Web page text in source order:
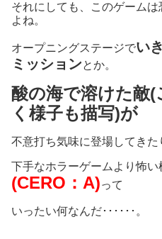
それにしても、このゲーム
よね。
オープニングステージでい
ミッションとか。
酸の海で溶けた敵
く様子も描写)が
不意打ち気味に登場してきた
下手なホラーゲームより怖
(CERO：A)って
いったい何なんだ･･････。